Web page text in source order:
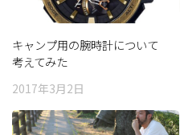
キャンプ用の腕時計について
考えてみた
2017年3月2日